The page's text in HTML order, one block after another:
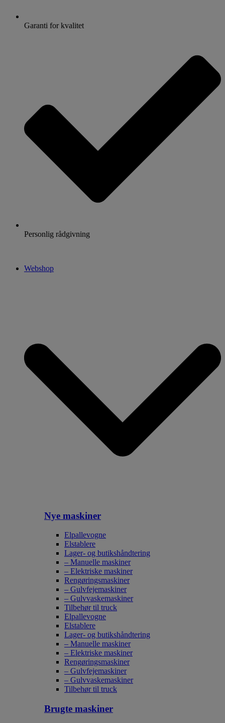
Garanti for kvalitet
Personlig rådgivning
Webshop
Nye maskiner
Elpallevogne
Elstablere
Lager- og butikshåndtering
– Manuelle maskiner
– Elektriske maskiner
Rengøringsmaskiner
– Gulvfejemaskiner
– Gulvvaskemaskiner
Tilbehør til truck
Elpallevogne
Elstablere
Lager- og butikshåndtering
– Manuelle maskiner
– Elektriske maskiner
Rengøringsmaskiner
– Gulvfejemaskiner
– Gulvvaskemaskiner
Tilbehør til truck
Brugte maskiner